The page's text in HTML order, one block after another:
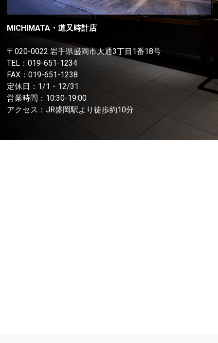
MICHIMATA・道又時計店
〒020-0022 岩手県盛岡市大通3丁目1番18号
TEL： 019-651-1234
FAX：019-651-1238
定休日：1/1・12/31
営業時間：10:30-19:00
アクセス：JR盛岡駅より徒歩約10分